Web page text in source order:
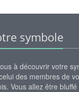
symbole
à découvrir votre
des membres de
Vous allez être bluffé